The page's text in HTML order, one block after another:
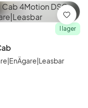
I lager
Spara